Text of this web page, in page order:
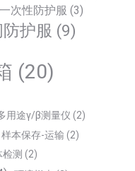
一次性防护服 (3)
护服 (9)
(20)
用途γ/β测量仪 (2)
样本保存-运输 (2)
测 (2)